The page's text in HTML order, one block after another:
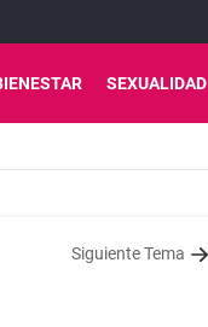
SEXUALIDAD
Siguiente Tema